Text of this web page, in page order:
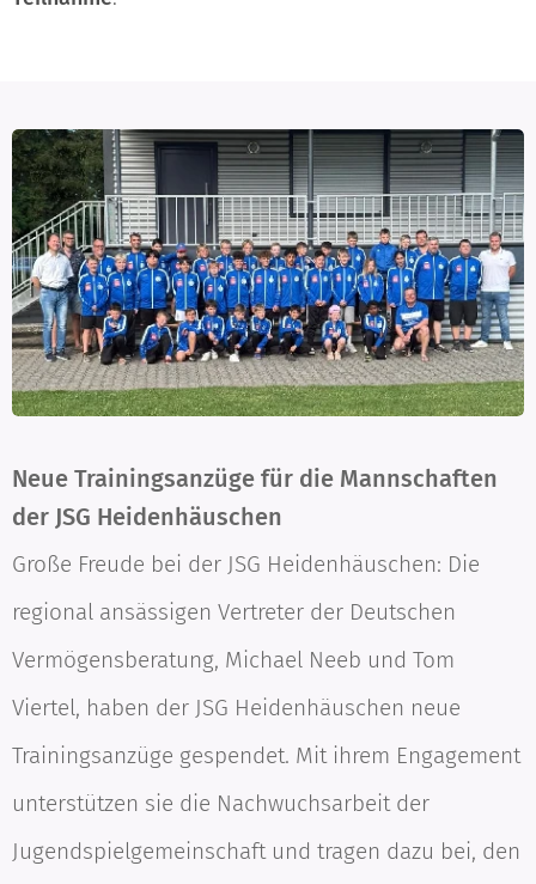
Neue Trainingsanzüge für die Mannschaften
der JSG Heidenhäuschen
Große Freude bei der JSG Heidenhäuschen: Die
regional ansässigen Vertreter der Deutschen
Vermögensberatung, Michael Neeb und Tom
Viertel, haben der JSG Heidenhäuschen neue
Trainingsanzüge gespendet. Mit ihrem Engagement
unterstützen sie die Nachwuchsarbeit der
Jugendspielgemeinschaft und tragen dazu bei, den